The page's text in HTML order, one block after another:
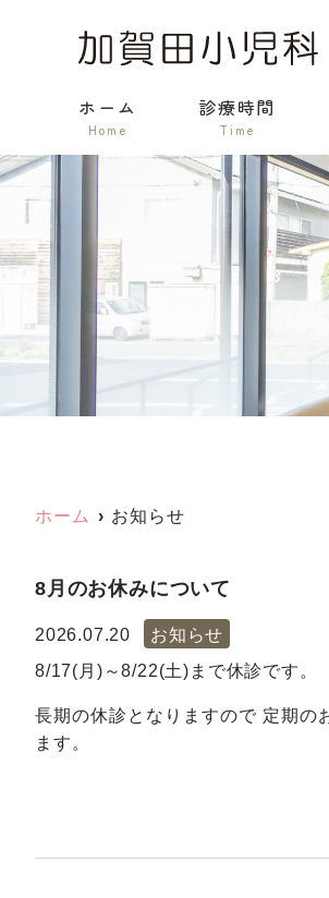
ホーム
Home
診療時間
Time
ホーム お知らせ
8月のお休みについて
2026.07.20
お知らせ
8/17(月)～8/22(土)まで休診です。
長期の休診となりますので 定期の
ます。